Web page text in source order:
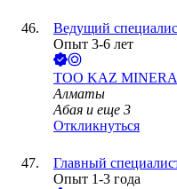
Ведущий
Опыт 3-6 лет
ТОО KAZ
Алматы
Абая и еще 3
Откликнуться
Главный
Опыт 1-3 года